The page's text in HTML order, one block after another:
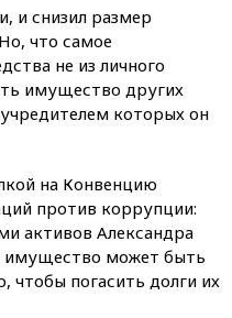
и снизил размер
что самое
не из личного
имущество других
которых он
на Конвенцию
против коррупции:
активов Александра
имущество может быть
чтобы погасить долги их